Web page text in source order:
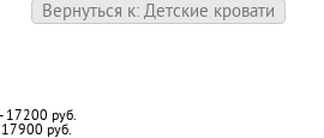
Вернуться к: Детские кровати
17200 руб.
руб.